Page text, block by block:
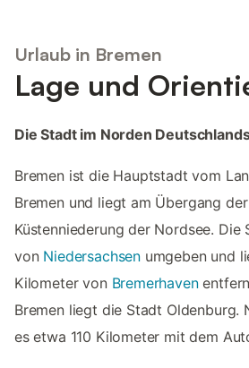
Urlaub in Bremen
Lage und
Die Stadt im Norden
Bremen ist die Hauptstadt vom
Bremen und liegt am Übergang
Küstenniederung der Nordsee.
von Niedersachsen umgeben und
Kilometer von Bremerhaven
Bremen liegt die Stadt Oldenburg.
es etwa 110 Kilometer mit dem